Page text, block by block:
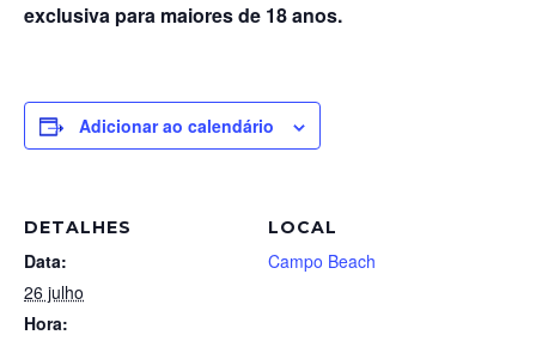
exclusiva para maiores de 18 anos.
Adicionar ao calendário
DETALHES
Data:
26 julho
Hora:
LOCAL
Campo Beach